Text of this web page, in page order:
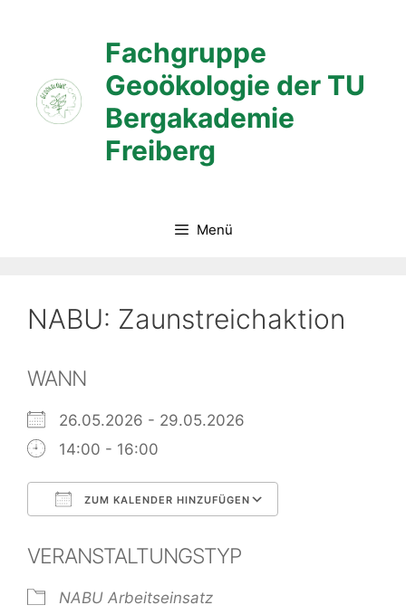
Fachgruppe
Geoökologie der TU
Bergakademie
Freiberg
Menü
NABU: Zaunstreichaktion
WANN
26.05.2026 - 29.05.2026
14:00 - 16:00
ZUM KALENDER HINZUFÜGEN
VERANSTALTUNGSTYP
NABU Arbeitseinsatz